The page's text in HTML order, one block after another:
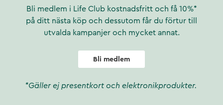
Bli medlem i Life Club kostnadsfritt och få 10%*
på ditt nästa köp och dessutom får du förtur till
utvalda kampanjer och mycket annat.
Bli medlem
*Gäller ej presentkort och elektronikprodukter.